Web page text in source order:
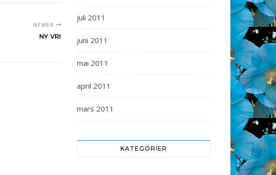
NEWER
NY VRI
juli 2011
juni 2011
mai 2011
april 2011
mars 2011
KATEGORIER